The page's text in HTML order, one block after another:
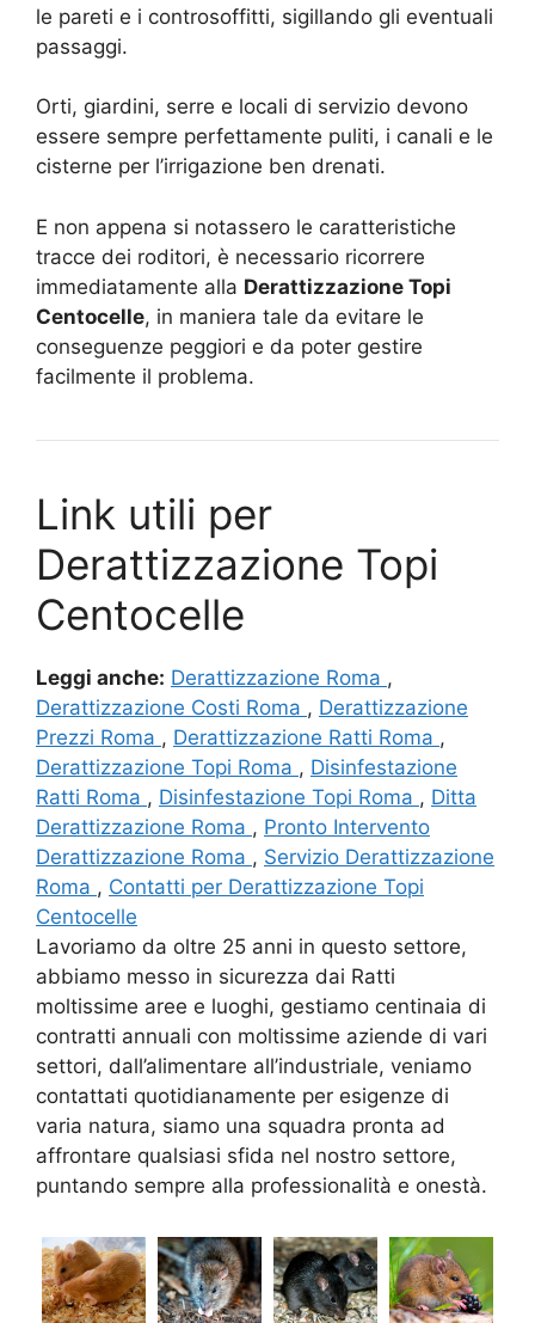
le pareti e i controsoffitti, sigillando gli eventuali
passaggi.
Orti, giardini, serre e locali di servizio devono
essere sempre perfettamente puliti, i canali e le
cisterne per l’irrigazione ben drenati.
E non appena si notassero le caratteristiche
tracce dei roditori, è necessario ricorrere
immediatamente alla Derattizzazione Topi
Centocelle, in maniera tale da evitare le
conseguenze peggiori e da poter gestire
facilmente il problema.
Link utili per
Derattizzazione Topi
Centocelle
Leggi anche: Derattizzazione Roma ,
Derattizzazione Costi Roma , Derattizzazione
Prezzi Roma , Derattizzazione Ratti Roma ,
Derattizzazione Topi Roma , Disinfestazione
Ratti Roma , Disinfestazione Topi Roma , Ditta
Derattizzazione Roma , Pronto Intervento
Derattizzazione Roma , Servizio Derattizzazione
Roma , Contatti per Derattizzazione Topi
Centocelle
Lavoriamo da oltre 25 anni in questo settore,
abbiamo messo in sicurezza dai Ratti
moltissime aree e luoghi, gestiamo centinaia di
contratti annuali con moltissime aziende di vari
settori, dall’alimentare all’industriale, veniamo
contattati quotidianamente per esigenze di
varia natura, siamo una squadra pronta ad
affrontare qualsiasi sfida nel nostro settore,
puntando sempre alla professionalità e onestà.